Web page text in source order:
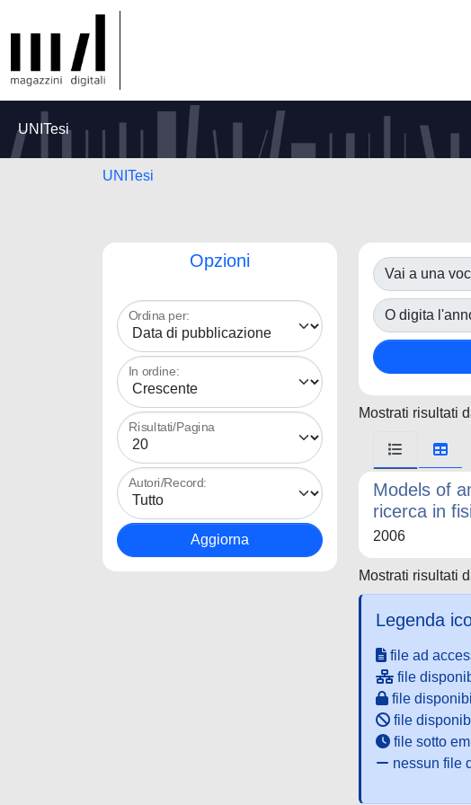
UNITesi
UNITesi
Opzioni
Ordina per:
In ordine:
Risultati/Pagina
Autori/Record:
Vai a una
O digita
Mostrati risultati
Models of
ricerca in
2006
Mostrati risultati
Legenda
file ad
file
file
file
file sotto
nessun file